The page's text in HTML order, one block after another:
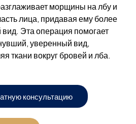
морщины на лбу и
лица, придавая ему более
Эта операция помогает
уверенный вид,
ткани вокруг бровей и лба.
консультацию